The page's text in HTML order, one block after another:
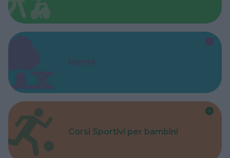
Parchi
Corsi Sportivi per bambini